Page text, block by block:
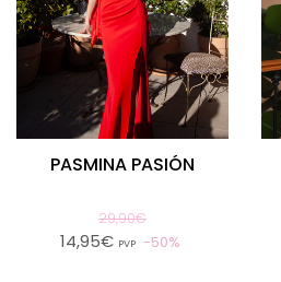
PASMINA PASIÓN
29,90€
14,95€ PVP 50%